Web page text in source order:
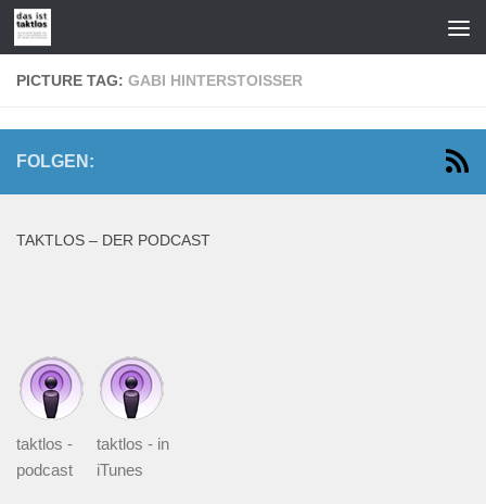
Zum Inhalt springen
PICTURE TAG: GABI HINTERSTOISSER
FOLGEN:
TAKTLOS – DER PODCAST
taktlos -
podcast
taktlos - in
iTunes